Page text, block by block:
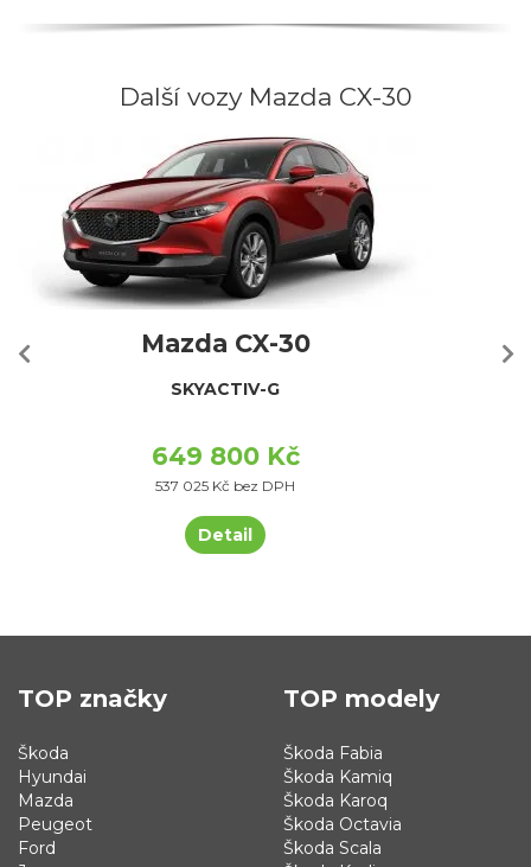
Další vozy Mazda CX-30
Mazda CX-30
SKYACTIV-G
649 800 Kč
537 025 Kč bez DPH
Detail
TOP značky
Škoda
Hyundai
Mazda
Peugeot
Ford
TOP modely
Škoda Fabia
Škoda Kamiq
Škoda Karoq
Škoda Octavia
Škoda Scala